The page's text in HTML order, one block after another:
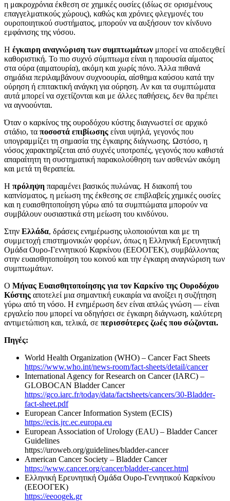
η μακροχρόνια έκθεση σε χημικές ουσίες (ιδίως σε ορισμένους
επαγγελματικούς χώρους), καθώς και χρόνιες φλεγμονές του
ουροποιητικού συστήματος, μπορούν να αυξήσουν τον κίνδυνο
εμφάνισης της νόσου.
Η έγκαιρη αναγνώριση των συμπτωμάτων μπορεί να αποδειχθεί
καθοριστική. Το πιο συχνό σύμπτωμα είναι η παρουσία αίματος
στα ούρα (αιματουρία), ακόμη και χωρίς πόνο. Άλλα πιθανά
σημάδια περιλαμβάνουν συχνοουρία, αίσθημα καύσου κατά την
ούρηση ή επιτακτική ανάγκη για ούρηση. Αν και τα συμπτώματα
αυτά μπορεί να σχετίζονται και με άλλες παθήσεις, δεν θα πρέπει
να αγνοούνται.
Όταν ο καρκίνος της ουροδόχου κύστης διαγνωστεί σε αρχικό
στάδιο, τα ποσοστά επιβίωσης είναι υψηλά, γεγονός που
υπογραμμίζει τη σημασία της έγκαιρης διάγνωσης. Ωστόσο, η
νόσος χαρακτηρίζεται από συχνές υποτροπές, γεγονός που καθιστά
απαραίτητη τη συστηματική παρακολούθηση των ασθενών ακόμη
και μετά τη θεραπεία.
Η πρόληψη παραμένει βασικός πυλώνας. Η διακοπή του
καπνίσματος, η μείωση της έκθεσης σε επιβλαβείς χημικές ουσίες
και η ευαισθητοποίηση γύρω από τα συμπτώματα μπορούν να
συμβάλουν ουσιαστικά στη μείωση του κινδύνου.
Στην Ελλάδα, δράσεις ενημέρωσης υλοποιούνται και με τη
συμμετοχή επιστημονικών φορέων, όπως η Ελληνική Ερευνητική
Ομάδα Ουρο-Γεννητικού Καρκίνου (ΕΕΟΟΓΕΚ), συμβάλλοντας
στην ευαισθητοποίηση του κοινού και την έγκαιρη αναγνώριση των
συμπτωμάτων.
Ο Μήνας Ευαισθητοποίησης για τον Καρκίνο της Ουροδόχου
Κύστης αποτελεί μια σημαντική ευκαιρία να ανοίξει η συζήτηση
γύρω από τη νόσο. Η ενημέρωση δεν είναι απλώς γνώση — είναι
εργαλείο που μπορεί να οδηγήσει σε έγκαιρη διάγνωση, καλύτερη
αντιμετώπιση και, τελικά, σε περισσότερες ζωές που σώζονται.
Πηγές:
World Health Organization (WHO) – Cancer Fact Sheets
https://www.who.int/news-room/fact-sheets/detail/cancer
International Agency for Research on Cancer (IARC) –
GLOBOCAN Bladder Cancer
https://gco.iarc.fr/today/data/factsheets/cancers/30-Bladder-
fact-sheet.pdf
European Cancer Information System (ECIS)
https://ecis.jrc.ec.europa.eu
European Association of Urology (EAU) – Bladder Cancer
Guidelines
https://uroweb.org/guidelines/bladder-cancer
American Cancer Society – Bladder Cancer
https://www.cancer.org/cancer/bladder-cancer.html
Ελληνική Ερευνητική Ομάδα Ουρο-Γεννητικού Καρκίνου
(ΕΕΟΟΓΕΚ)
https://eeoogek.gr